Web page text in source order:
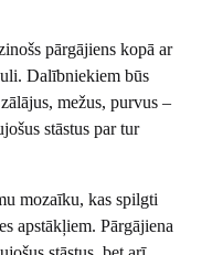
pārgājiens kopā ar
Dalībniekiem būs
mežus, purvus –
stāstus par tur
mozaīku, kas spilgti
apstākļiem. Pārgājiena